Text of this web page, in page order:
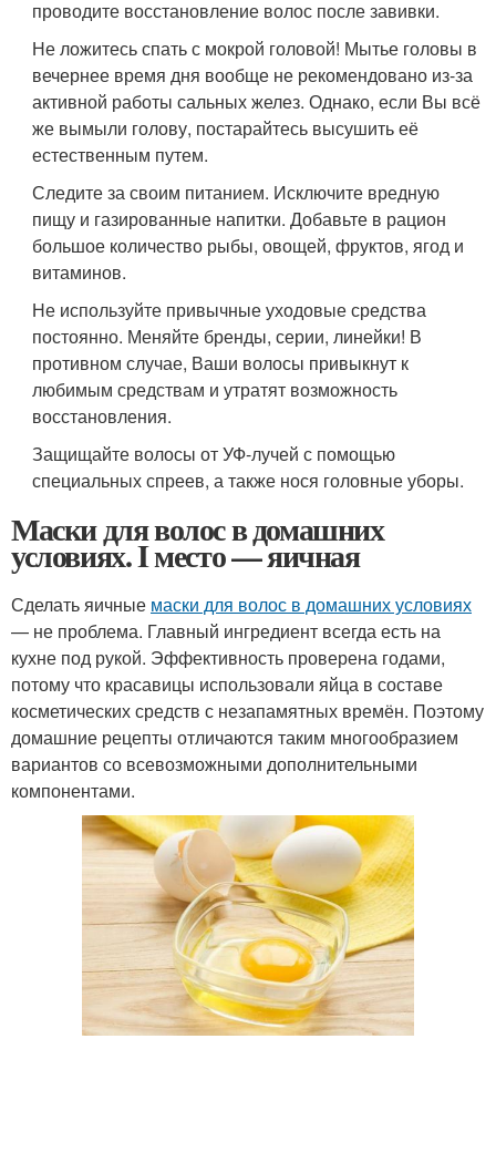
проводите восстановление волос после завивки.
Не ложитесь спать с мокрой головой! Мытье головы в
вечернее время дня вообще не рекомендовано из-за
активной работы сальных желез. Однако, если Вы всё
же вымыли голову, постарайтесь высушить её
естественным путем.
Следите за своим питанием. Исключите вредную
пищу и газированные напитки. Добавьте в рацион
большое количество рыбы, овощей, фруктов, ягод и
витаминов.
Не используйте привычные уходовые средства
постоянно. Меняйте бренды, серии, линейки! В
противном случае, Ваши волосы привыкнут к
любимым средствам и утратят возможность
восстановления.
Защищайте волосы от УФ-лучей с помощью
специальных спреев, а также нося головные уборы.
Маски для волос в домашних
условиях. I место — яичная
Сделать яичные маски для волос в домашних условиях
— не проблема. Главный ингредиент всегда есть на
кухне под рукой. Эффективность проверена годами,
потому что красавицы использовали яйца в составе
косметических средств с незапамятных времён. Поэтому
домашние рецепты отличаются таким многообразием
вариантов со всевозможными дополнительными
компонентами.